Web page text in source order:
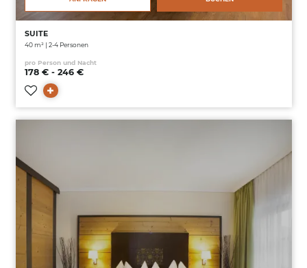
SUITE
40 m² | 2-4 Personen
pro Person und Nacht
178 € - 246 €